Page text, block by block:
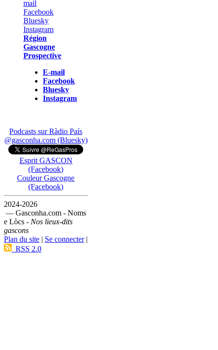
Région
Gascogne
Prospective
E-mail
Facebook
Bluesky
Instagram
Podcasts sur Ràdio País
@gasconha.com (Bluesky)
Esprit GASCON
(Facebook)
Couleur Gascogne
(Facebook)
2024-2026
— Gasconha.com - Noms
e Lòcs - Nos lieux-dits
gascons
Plan du site | Se connecter|
RSS 2.0